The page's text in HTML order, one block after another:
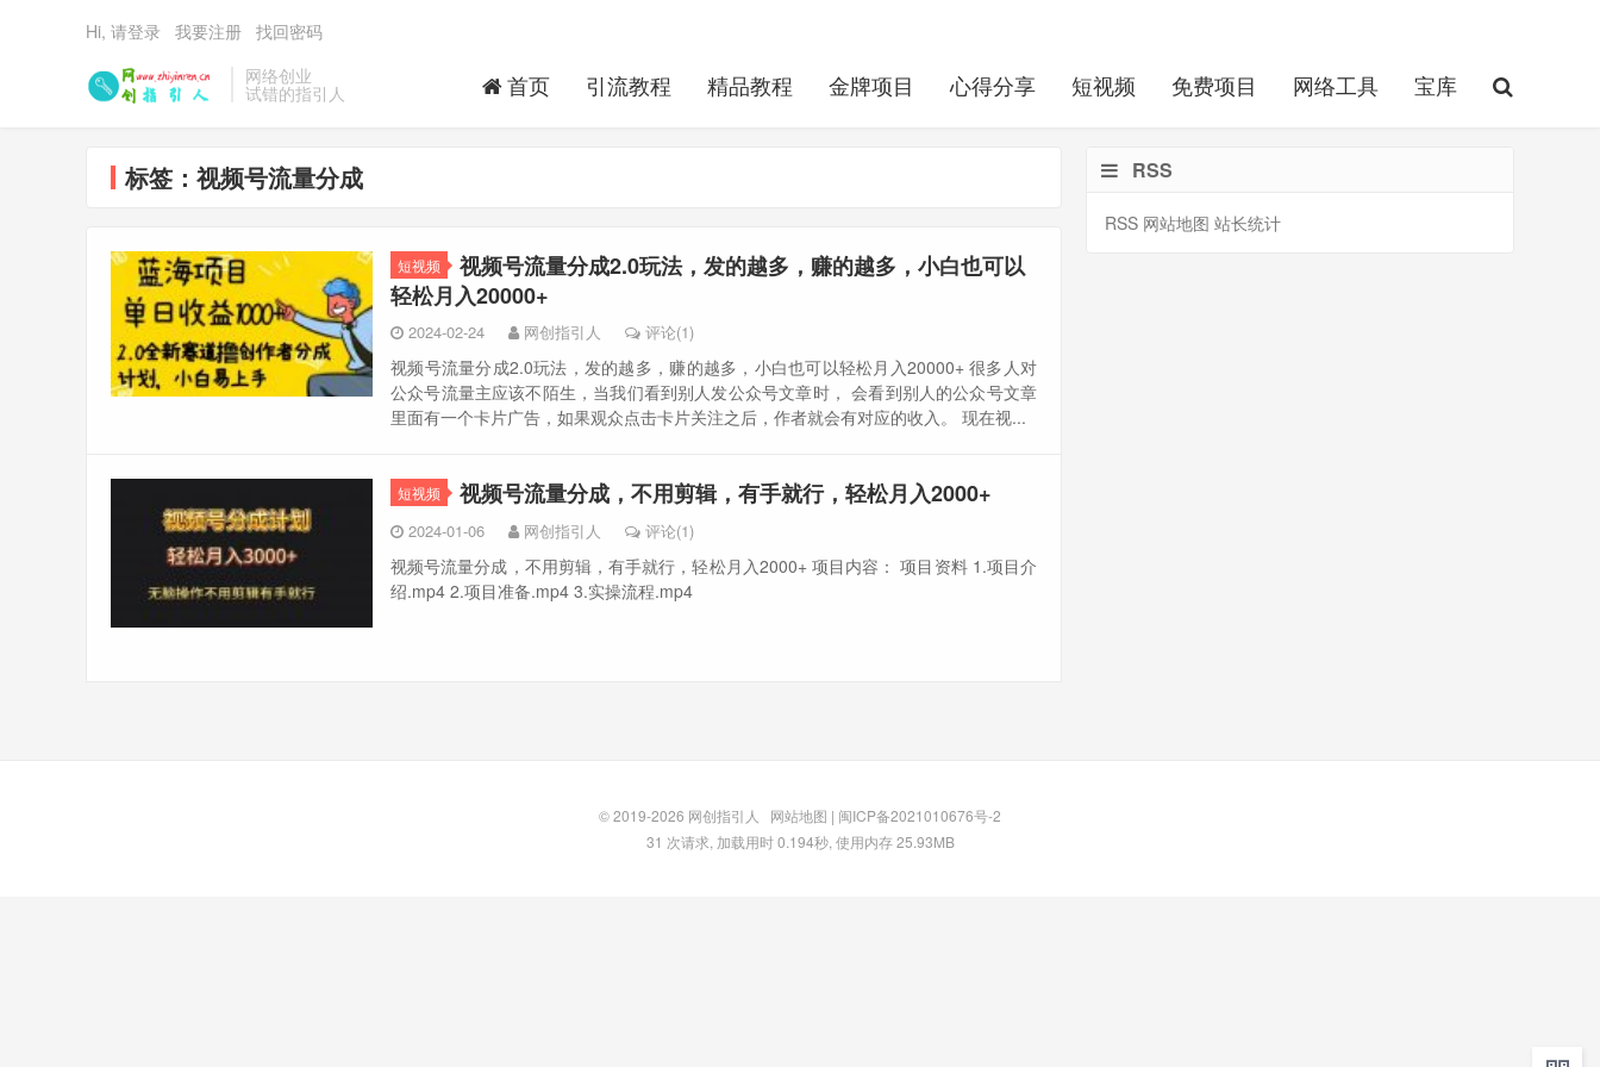
网络创业
试错的指引人 首页 引流教程 精品教程 金牌项目 心得分享 短视频 免费项目 网络工具 宝库
Hi, 请登录 我要注册 找回密码
标签：视频号流量分成
短视频
视频号流量分成2.0玩法，发的越多，赚的越多，小白也可以
轻松月入20000+
2024-02-24 网创指引人 评论(1)
视频号流量分成2.0玩法，发的越多，赚的越多，小白也可以轻松月入20000+ 很多人对
公众号流量主应该不陌生，当我们看到别人发公众号文章时， 会看到别人的公众号文章
里面有一个卡片广告，如果观众点击卡片关注之后，作者就会有对应的收入。 现在视...
短视频 视频号流量分成，不用剪辑，有手就行，轻松月入2000+
2024-01-06 网创指引人 评论(1)
视频号流量分成，不用剪辑，有手就行，轻松月入2000+ 项目内容： 项目资料 1.项目介
绍.mp4 2.项目准备.mp4 3.实操流程.mp4
RSS
RSS 网站地图 站长统计
© 2019-2026 网创指引人 网站地图 | 闽ICP备2021010676号-2
31 次请求, 加载用时 0.194秒, 使用内存 25.93MB